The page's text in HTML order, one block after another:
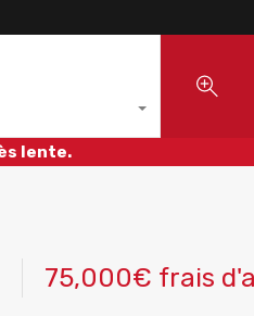
lente.
75,000€ frais